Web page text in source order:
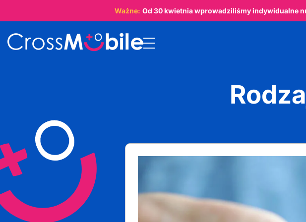
Ważne: Od 30 kwietniawprowadziliśmy indywidualne